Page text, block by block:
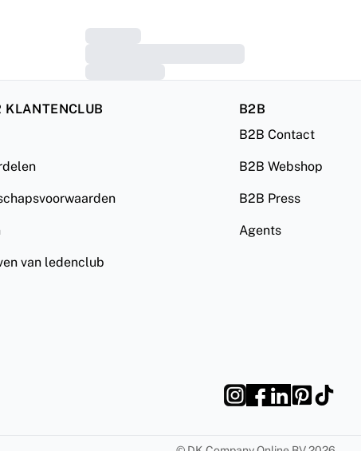
KLANTENCLUB
van ledenclub
B2B
B2B Contact
B2B Webshop
B2B Press
Agents